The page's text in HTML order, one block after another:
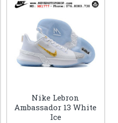
Nike Lebron
Ambassador 13 White
Ice